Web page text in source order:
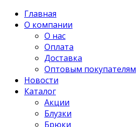
Главная
О компании
О нас
Оплата
Доставка
Оптовым покупателям
Новости
Каталог
Акции
Блузки
Брюки